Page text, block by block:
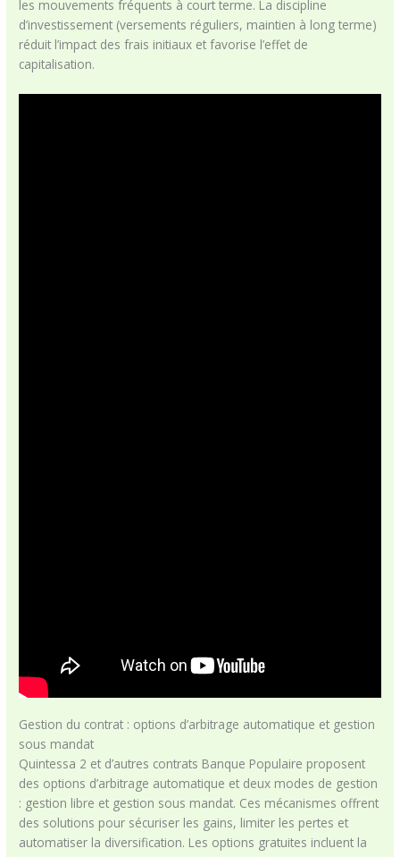
les mouvements fréquents à court terme. La discipline
d’investissement (versements réguliers, maintien à long terme)
réduit l’impact des frais initiaux et favorise l’effet de
capitalisation.
Gestion du contrat : options d’arbitrage automatique et gestion
sous mandat
Quintessa 2 et d’autres contrats Banque Populaire proposent
des options d’arbitrage automatique et deux modes de gestion
: gestion libre et gestion sous mandat. Ces mécanismes offrent
des solutions pour sécuriser les gains, limiter les pertes et
automatiser la diversification. Les options gratuites incluent la